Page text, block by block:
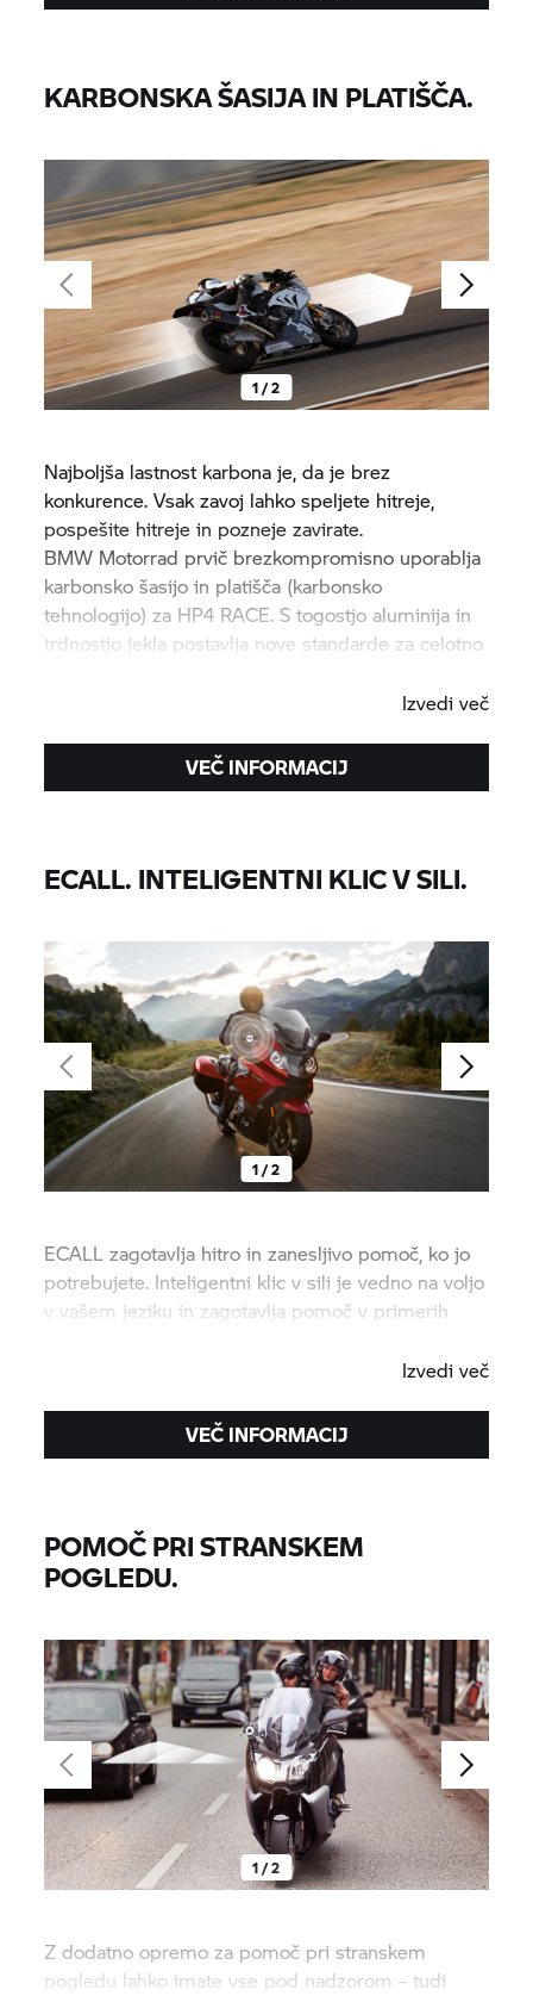
KARBONSKA ŠASIJA IN PLATIŠČA.
1 / 2
Najboljša lastnost karbona je, da je brez
konkurence. Vsak zavoj lahko speljete hitreje,
pospešite hitreje in pozneje zavirate.
BMW Motorrad prvič brezkompromisno uporablja
karbonsko šasijo in platišča (karbonsko
tehnologijo) za HP4 RACE. S togostjo aluminija in
trdnostjo jekla postavlja nove standarde za celotno
Izvedi več
VEČ INFORMACIJ
ECALL. INTELIGENTNI KLIC V SILI.
1 / 2
ECALL zagotavlja hitro in zanesljivo pomoč, ko jo
potrebujete. Inteligentni klic v sili je vedno na voljo
v vašem jeziku in zagotavlja pomoč v primerih
Izvedi več
VEČ INFORMACIJ
POMOČ PRI STRANSKEM
POGLEDU.
1 / 2
Z dodatno opremo za pomoč pri stranskem
pogledu lahko imate vse pod nadzorom – tudi